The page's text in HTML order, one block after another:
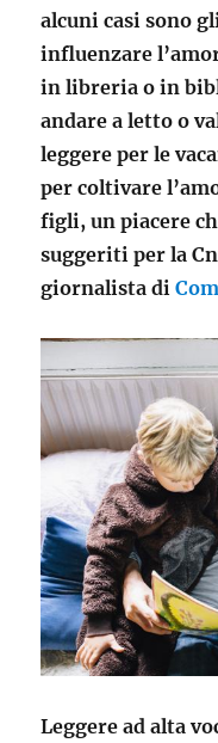
alcuni casi sono
influenzare
in libreria o in
andare a letto o
leggere per le
per coltivare
figli, un piacere
suggeriti per la
giornalista di
Leggere ad alta